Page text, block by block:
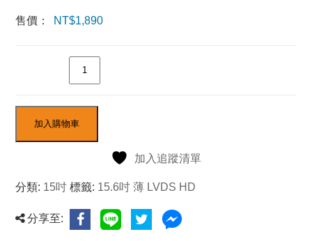
售價： NT$1,890
加入購物車
加入追蹤清單
分類: 15吋 標籤: 15.6吋 薄 LVDS HD
分享至: